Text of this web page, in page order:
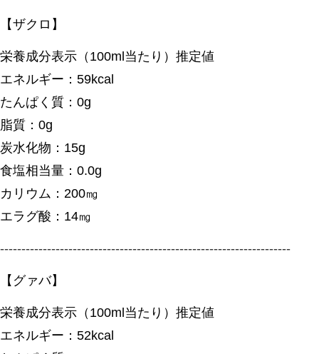
【ザクロ】
栄養成分表示（100ml当たり）推定値
エネルギー：59kcal
たんぱく質：0g
脂質：0g
炭水化物：15g
食塩相当量：0.0g
カリウム：200㎎
エラグ酸：14㎎
--------------------------------------------------------------------
【グァバ】
栄養成分表示（100ml当たり）推定値
エネルギー：52kcal